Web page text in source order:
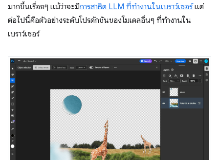
มากขึ้นเรื่อยๆ แม้ว่าจะมีการสาธิต LLM ที่ทำงานในเบราว์เซอร์แต่
ต่อไปนี้คือตัวอย่างระดับโปรดักชันของโมเดลอื่นๆ ที่ทำงานใน
เบราว์เซอร์